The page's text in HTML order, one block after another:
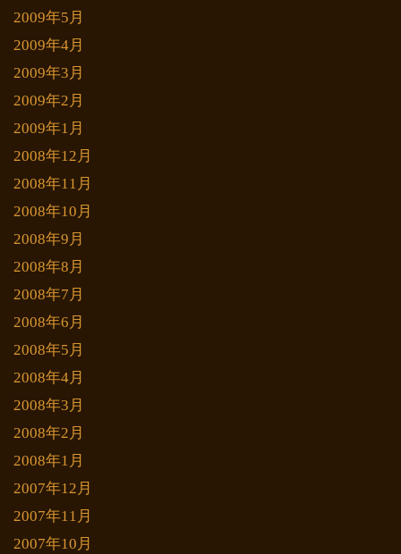
2009年5月
2009年4月
2009年3月
2009年2月
2009年1月
2008年12月
2008年11月
2008年10月
2008年9月
2008年8月
2008年7月
2008年6月
2008年5月
2008年4月
2008年3月
2008年2月
2008年1月
2007年12月
2007年11月
2007年10月